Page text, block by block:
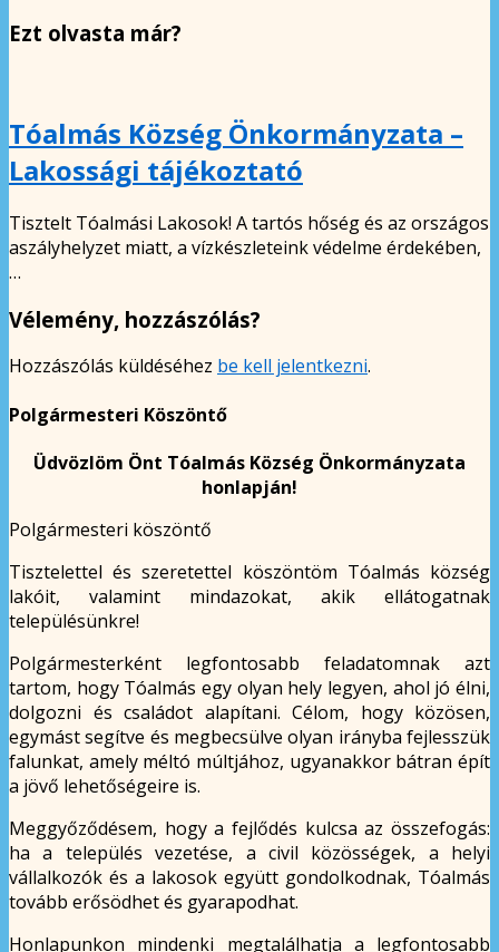
Ezt olvasta már?
Tóalmás Község Önkormányzata –
Lakossági tájékoztató
Tisztelt Tóalmási Lakosok! A tartós hőség és az országos
aszályhelyzet miatt, a vízkészleteink védelme érdekében,
…
Vélemény, hozzászólás?
Hozzászólás küldéséhez be kell jelentkezni.
Polgármesteri Köszöntő
Üdvözlöm Önt Tóalmás Község Önkormányzata
honlapján!
Polgármesteri köszöntő
Tisztelettel és szeretettel köszöntöm Tóalmás község
lakóit, valamint mindazokat, akik ellátogatnak
településünkre!
Polgármesterként legfontosabb feladatomnak azt
tartom, hogy Tóalmás egy olyan hely legyen, ahol jó élni,
dolgozni és családot alapítani. Célom, hogy közösen,
egymást segítve és megbecsülve olyan irányba fejlesszük
falunkat, amely méltó múltjához, ugyanakkor bátran épít
a jövő lehetőségeire is.
Meggyőződésem, hogy a fejlődés kulcsa az összefogás:
ha a település vezetése, a civil közösségek, a helyi
vállalkozók és a lakosok együtt gondolkodnak, Tóalmás
tovább erősödhet és gyarapodhat.
Honlapunkon mindenki megtalálhatja a legfontosabb